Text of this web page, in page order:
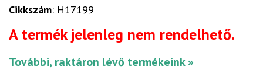
Cikkszám: H17199
A termék jelenleg nem rendelhető.
További, raktáron lévő termékeink »